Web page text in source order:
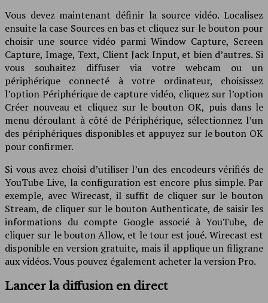
Vous devez maintenant définir la source vidéo. Localisez
ensuite la case Sources en bas et cliquez sur le bouton pour
choisir une source vidéo parmi Window Capture, Screen
Capture, Image, Text, Client Jack Input, et bien d’autres. Si
vous souhaitez diffuser via votre webcam ou un
périphérique connecté à votre ordinateur, choisissez
l’option Périphérique de capture vidéo, cliquez sur l’option
Créer nouveau et cliquez sur le bouton OK, puis dans le
menu déroulant à côté de Périphérique, sélectionnez l’un
des périphériques disponibles et appuyez sur le bouton OK
pour confirmer.
Si vous avez choisi d’utiliser l’un des encodeurs vérifiés de
YouTube Live, la configuration est encore plus simple. Par
exemple, avec Wirecast, il suffit de cliquer sur le bouton
Stream, de cliquer sur le bouton Authenticate, de saisir les
informations du compte Google associé à YouTube, de
cliquer sur le bouton Allow, et le tour est joué. Wirecast est
disponible en version gratuite, mais il applique un filigrane
aux vidéos. Vous pouvez également acheter la version Pro.
Lancer la diffusion en direct